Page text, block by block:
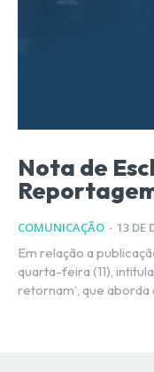
Nota de
COMUNICAÇÃO - 13 DE
Em relação a
quarta-feira (11),
retornam’, que aborda